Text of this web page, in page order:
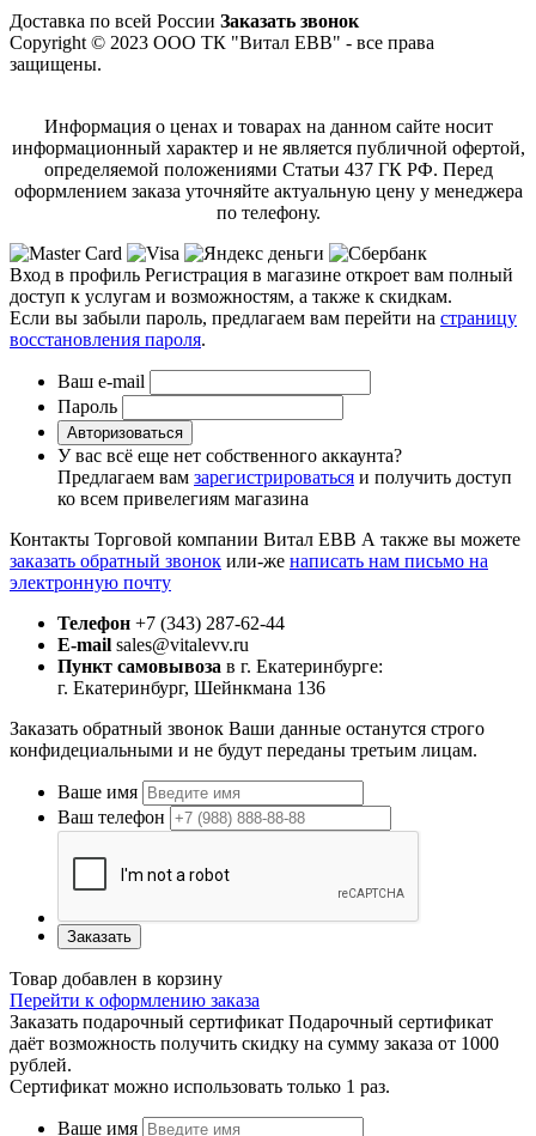
Доставка по всей России Заказать звонок
Copyright © 2023 ООО ТК "Витал ЕВВ" - все права
защищены.
Информация о ценах и товарах на данном сайте носит
информационный характер и не является публичной офертой,
определяемой положениями Статьи 437 ГК РФ. Перед
оформлением заказа уточняйте актуальную цену у менеджера
по телефону.
Вход в профиль Регистрация в магазине откроет вам полный
доступ к услугам и возможностям, а также к скидкам.
Если вы забыли пароль, предлагаем вам перейти на страницу
восстановления пароля.
Ваш e-mail
Пароль
Авторизоваться
У вас всё еще нет собственного аккаунта?
Предлагаем вам зарегистрироваться и получить доступ
ко всем привелегиям магазина
Контакты Торговой компании Витал ЕВВ А также вы можете
заказать обратный звонок или-же написать нам письмо на
электронную почту
Телефон +7 (343) 287-62-44
E-mail sales@vitalevv.ru
Пункт самовывоза в г. Екатеринбурге:
г. Екатеринбург, Шейнкмана 136
Заказать обратный звонок Ваши данные останутся строго
конфидециальными и не будут переданы третьим лицам.
Ваше имя
Ваш телефон
Заказать
Товар добавлен в корзину
Перейти к оформлению заказа
Заказать подарочный сертификат Подарочный сертификат
даёт возможность получить скидку на сумму заказа от 1000
рублей.
Сертификат можно использовать только 1 раз.
Ваше имя